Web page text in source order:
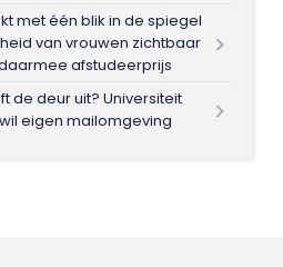
met één blik in de spiegel
van vrouwen zichtbaar
afstudeerprijs
de deur uit? Universiteit
eigen mailomgeving